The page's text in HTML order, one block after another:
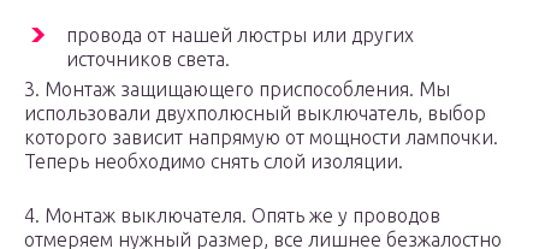
провода от нашей люстры или других
источников света.
3. Монтаж защищающего приспособления. Мы
использовали двухполюсный выключатель, выбор
которого зависит напрямую от мощности лампочки.
Теперь необходимо снять слой изоляции.
4. Монтаж выключателя. Опять же у проводов
отмеряем нужный размер, все лишнее безжалостно